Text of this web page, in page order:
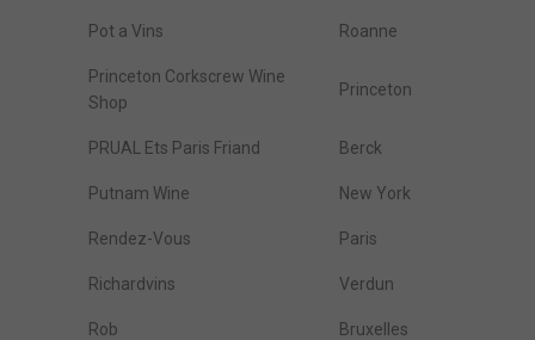
Pot a Vins Roanne
Princeton Corkscrew Wine
Shop
Princeton
PRUAL Ets Paris Friand Berck
Putnam Wine New York
Rendez-Vous Paris
Richardvins Verdun
Rob Bruxelles